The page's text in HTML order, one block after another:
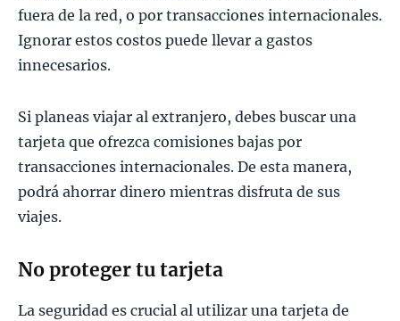
fuera de la red, o por transacciones internacionales.
Ignorar estos costos puede llevar a gastos
innecesarios.
Si planeas viajar al extranjero, debes buscar una
tarjeta que ofrezca comisiones bajas por
transacciones internacionales. De esta manera,
podrá ahorrar dinero mientras disfruta de sus
viajes.
No proteger tu tarjeta
La seguridad es crucial al utilizar una tarjeta de